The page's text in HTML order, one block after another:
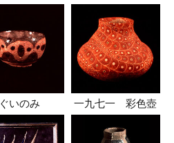
ぐいのみ 一九七一 彩色壺